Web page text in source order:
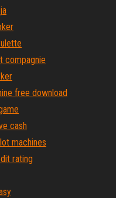
compagnie
free download
cash
machines
rating